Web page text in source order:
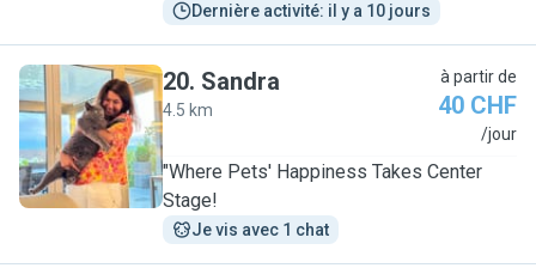
Dernière activité: il y a 10 jours
S
20. Sandra
4.5 km
à partir de
40 CHF
/jour
"Where Pets' Happiness Takes Center
Stage!
Je vis avec 1 chat